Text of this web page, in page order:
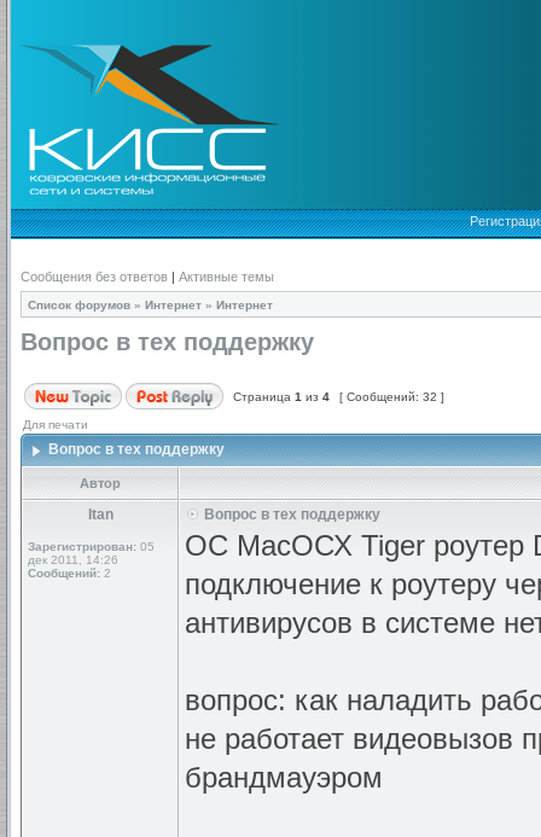
Сообщения без ответов | Активные темы
Список форумов » Интернет » Интернет
Вопрос в тех поддержку
Страница 1 из 4 [ Сообщений: 32 ]
Для печати
Вопрос в тех поддержку
Автор
Itan
Зарегистрирован: 05
дек 2011, 14:26
Сообщений: 2
Вопрос в тех поддержку
ОС МасОСХ Tiger роутер
подключение к роутеру
антивирусов в системе
вопрос: как наладить
не работает видеовызов
брандмауэром